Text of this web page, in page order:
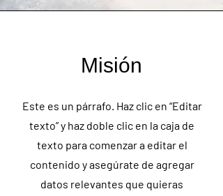
Misión
Este es un párrafo. Haz clic en “Editar
texto” y haz doble clic en la caja de
texto para comenzar a editar el
contenido y asegúrate de agregar
datos relevantes que quieras